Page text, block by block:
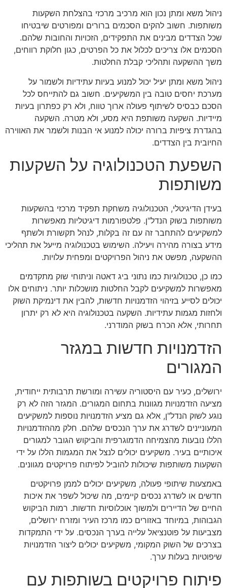
ניהול משא ומתן נכון הוא מרכיב מרכזי בהצלחת השקעות
משותפות. חשוב להקים הסכמים ברורים ומפורטים שיבטיחו
שכל הצדדים מבינים את התפקידים, הזכויות והחובות שלהם.
הסכמים אלו צריכים לכלול את כל הפרטים, כגון חלוקת רווחים,
משך ההשקעה ותהליכי קבלת החלטות.
ניהול משא ומתן יעיל יכול למנוע בעיות עתידיות ולשמור על
מערכת יחסים טובה בין המשקיעים. חשוב גם להתייחס לכל
הסכם כבסיס לשיתוף פעולה ארוך טווח, ולא רק כפתרון בעיות
מיידיות. השקעה משותפת היא מסע, ולא מטרה. השקעה
בהגדרת ציפיות ברורה יכולה למנוע אי הבנות ולשמר את האווירה
החיובית בין הצדדים.
השפעת הטכנולוגיה על השקעות
משותפות
בעידן הדיגיטלי, הטכנולוגיה משחקת תפקיד מרכזי בהשקעות
משותפות בשוק הנדל"ן. פלטפורמות דיגיטליות מאפשרות
למשקיעים להתחבר זה עם זה בקלות, לנהל תקשורת ולשתף
מידע בצורה מהירה ויעילה. השימוש בטכנולוגיה מייעל את תהליכי
ההשקעה, מפשט את ניהול הפרויקטים ומפחית עלויות.
כמו כן, טכנולוגיות כמו נתוני ביג דאטה וניתוחי שוק מתקדמים
מאפשרות למשקיעים לקבל החלטות מושכלות יותר. ניתוחים אלו
יכולים לסייע בזיהוי הזדמנויות חדשות, להבין את דינמיקת השוק
ולחזות מגמות עתידיות. השקעה בטכנולוגיה היא לא רק יתרון
תחרותי, אלא הכרח בשוק המודרני.
הזדמנויות חדשות במגזר
המגורים
ירושלים, כעיר עם היסטוריה עשירה ומורשת תרבותית ייחודית,
מציעה הזדמנויות מגוונות בתחום המגורים. המגזר הזה לא רק
נוגע לשוק הנדל"ן, אלא גם מציע הזדמנויות נוספות למשקיעים
המעוניינים לשדרג את ערך הנכסים שלהם. חלק מההזדמנויות
הללו נובעות מהצמיחה הדמוגרפית והביקוש הגובר למגורים
איכותיים בעיר. משקיעים יכולים לנצל את המגמות הללו על ידי
השקעות משותפות שיכולות להוביל לפיתוח פרויקטים מגוונים.
באמצעות שיתופי פעולה, משקיעים יכולים לממן פרויקטים
חדשים או לשדרג נכסים קיימים, מה שיכול לשפר את איכות
החיים של הדיירים ולמשוך אוכלוסיות חדשות. רמות הביקוש
הגבוהות, במיוחד באזורים כמו מרכז העיר ומזרח ירושלים,
מצביעות על פוטנציאל עלייה בערך הנכסים. על ידי התמקדות
בצרכים של השוק המקומי, משקיעים יכולים ליצור הזדמנויות
שיפוטיות בעלות ערך.
פיתוח פרויקטים בשותפות עם